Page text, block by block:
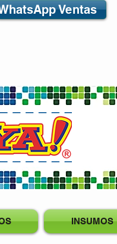
Ventas
INSUMOS